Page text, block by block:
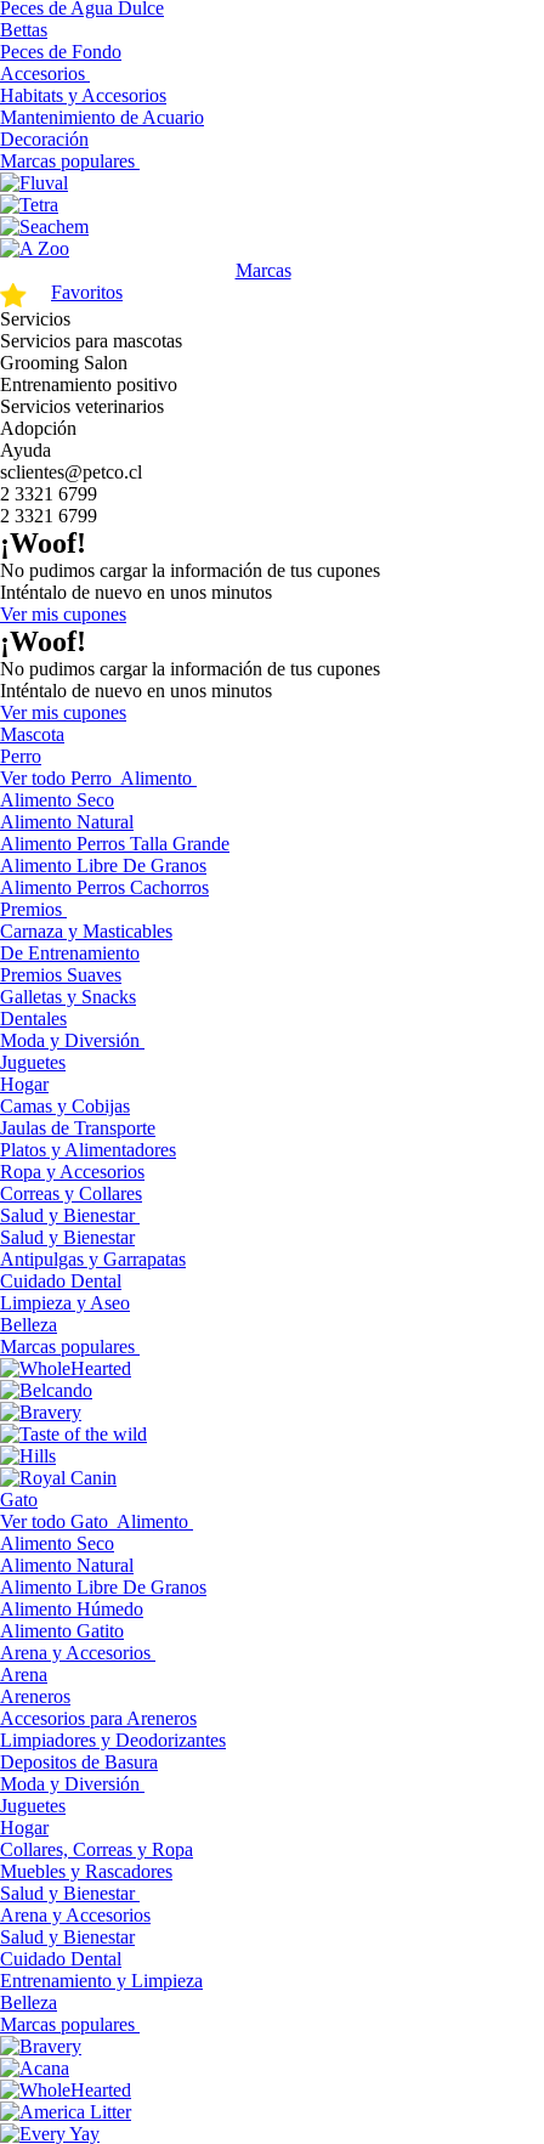
Peces de Agua Dulce
Bettas
Peces de Fondo
Accesorios
Habitats y Accesorios
Mantenimiento de Acuario
Decoración
Marcas populares
Marcas
Favoritos
Servicios
Servicios para mascotas
Grooming Salon
Entrenamiento positivo
Servicios veterinarios
Adopción
Ayuda
sclientes@petco.cl
2 3321 6799
2 3321 6799
¡Woof!
No pudimos cargar la información de tus cupones
Inténtalo de nuevo en unos minutos
Ver mis cupones
¡Woof!
No pudimos cargar la información de tus cupones
Inténtalo de nuevo en unos minutos
Ver mis cupones
Mascota
Perro
Ver todo Perro Alimento
Alimento Seco
Alimento Natural
Alimento Perros Talla Grande
Alimento Libre De Granos
Alimento Perros Cachorros
Premios
Carnaza y Masticables
De Entrenamiento
Premios Suaves
Galletas y Snacks
Dentales
Moda y Diversión
Juguetes
Hogar
Camas y Cobijas
Jaulas de Transporte
Platos y Alimentadores
Ropa y Accesorios
Correas y Collares
Salud y Bienestar
Salud y Bienestar
Antipulgas y Garrapatas
Cuidado Dental
Limpieza y Aseo
Belleza
Marcas populares
Gato
Ver todo Gato Alimento
Alimento Seco
Alimento Natural
Alimento Libre De Granos
Alimento Húmedo
Alimento Gatito
Arena y Accesorios
Arena
Areneros
Accesorios para Areneros
Limpiadores y Deodorizantes
Depositos de Basura
Moda y Diversión
Juguetes
Hogar
Collares, Correas y Ropa
Muebles y Rascadores
Salud y Bienestar
Arena y Accesorios
Salud y Bienestar
Cuidado Dental
Entrenamiento y Limpieza
Belleza
Marcas populares